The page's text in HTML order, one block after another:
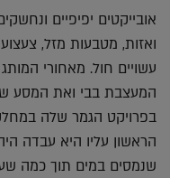
אובייקטים יפיפיים
ואזות, מטבעות מזל,
המעצבת בבי ואת המסע
בפרויקט הגמר שלה
הראשון עליו היא עבדה
שנמסים במים תוך כמה